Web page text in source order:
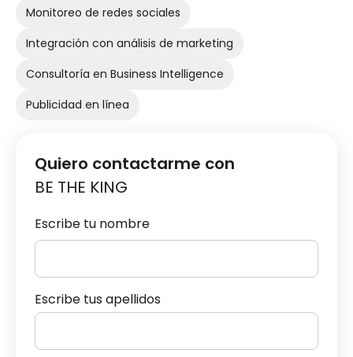
Monitoreo de redes sociales
Integración con análisis de marketing
Consultoría en Business Intelligence
Publicidad en línea
Quiero contactarme con
BE THE KING
Escribe tu nombre
Escribe tus apellidos